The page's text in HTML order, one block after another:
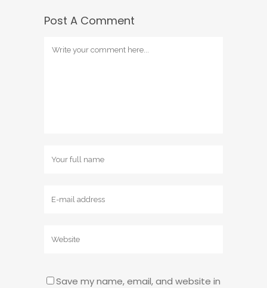
Post A Comment
Save my name, email, and website in